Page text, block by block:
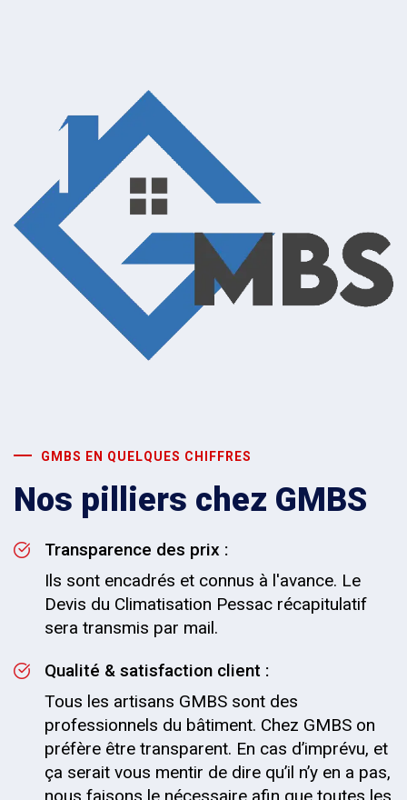
GMBS EN QUELQUES CHIFFRES
Nos pilliers chez GMBS
Transparence des prix :
Ils sont encadrés et connus à l'avance. Le
Devis du Climatisation Pessac récapitulatif
sera transmis par mail.
Qualité & satisfaction client :
Tous les artisans GMBS sont des
professionnels du bâtiment. Chez GMBS on
préfère être transparent. En cas d’imprévu, et
ça serait vous mentir de dire qu’il n’y en a pas,